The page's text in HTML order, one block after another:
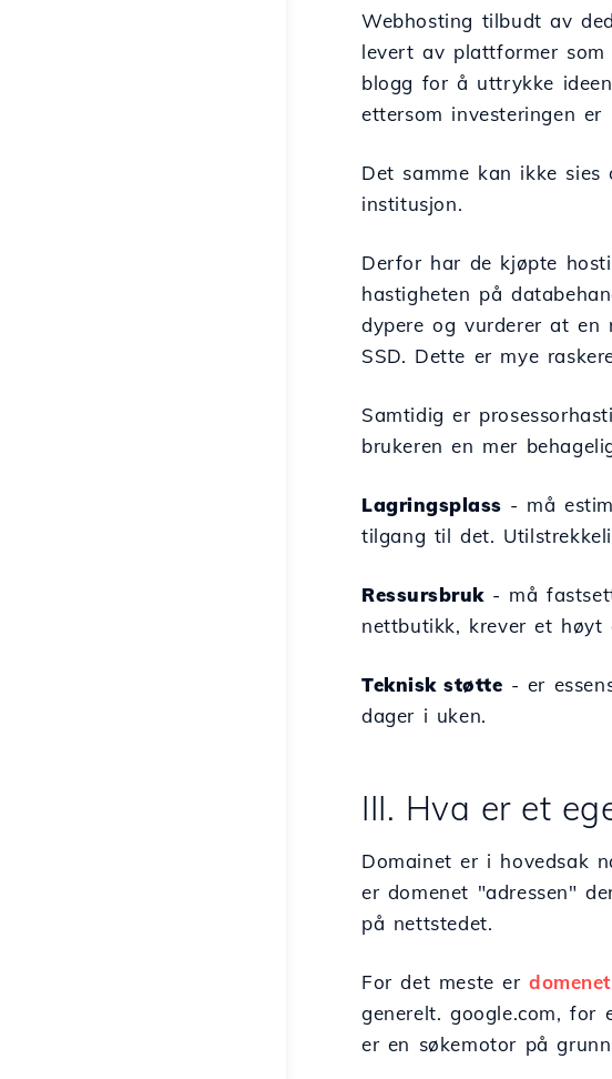
Webhosting tilbudt av
levert av plattformer
blogg for å uttrykke
ettersom investeringen er
Det samme kan ikke
institusjon.
Derfor har de kjøpte
hastigheten på
dypere og vurderer at en
SSD. Dette er mye
Samtidig er
brukeren en mer
Lagringsplass - må
tilgang til det.
Ressursbruk- må
nettbutikk, krever et høyt
Teknisk støtte - er
dager i uken.
III. Hva er et
Domainet er i hovedsak
er domenet "adressen"
på nettstedet.
For det meste erdomenet
generelt. google.com, for
er en søkemotor på